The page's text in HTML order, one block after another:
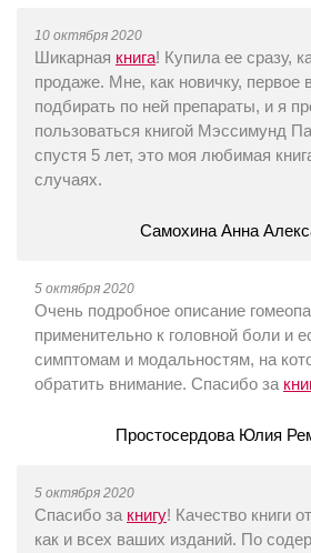
10 октября 2020
Шикарная книга! Купила ее сразу,
продаже. Мне, как новичку, первое
подбирать по ней препараты, и я
пользоваться книгой Мэссимунд
спустя 5 лет, это моя любимая
случаях.
Самохина Анна
5 октября 2020
Очень подробное описание
применительно к головной боли и
симптомам и модальностям, на
обратить внимание. Спасибо за
Простосердова Юлия
5 октября 2020
Спасибо за книгу! Качество книги
как и всех ваших изданий. По